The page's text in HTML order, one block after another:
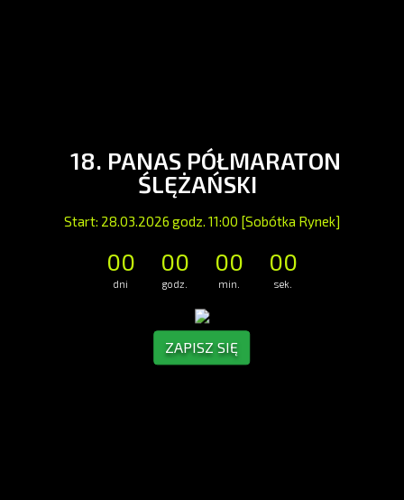
18. PANAS PÓŁMARATON
ŚLĘŻAŃSKI
Start: 28.03.2026 godz. 11:00 [Sobótka Rynek]
00
dni
00
godz.
00
min.
00
sek.
ZAPISZ SIĘ